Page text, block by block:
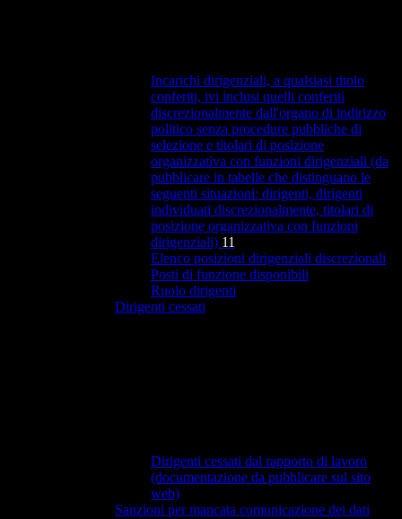
Incarichi dirigenziali, a qualsiasi titolo
conferiti, ivi inclusi quelli conferiti
discrezionalmente dall'organo di indirizzo
politico senza procedure pubbliche di
selezione e titolari di posizione
organizzativa con funzioni dirigenziali (da
pubblicare in tabelle che distinguano le
seguenti situazioni: dirigenti, dirigenti
individuati discrezionalmente, titolari di
posizione organizzativa con funzioni
dirigenziali) 11
Elenco posizioni dirigenziali discrezionali
Posti di funzione disponibili
Ruolo dirigenti
Dirigenti cessati
Dirigenti cessati dal rapporto di lavoro
(documentazione da pubblicare sul sito
web)
Sanzioni per mancata comunicazione dei dati